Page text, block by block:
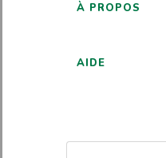
À PROPOS
AIDE